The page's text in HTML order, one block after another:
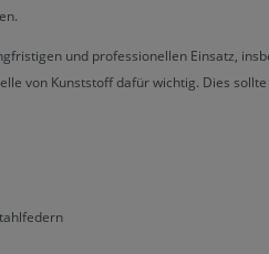
und professionellen Einsatz,
von Kunststoff dafür wichtig. Dies